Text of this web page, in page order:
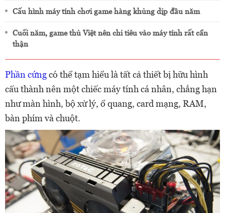
Cấu hình máy tính chơi game hàng khủng dịp đầu năm
Cuối năm, game thủ Việt nên chi tiêu vào máy tính rất cẩn
thận
Phần cứngcó thể tạm hiểu là tất cả thiết bị hữu hình
cấu thành nên một chiếc máy tính cá nhân, chẳng hạn
như màn hình, bộ xử lý, ổ quang, card mạng, RAM,
bàn phím và chuột.